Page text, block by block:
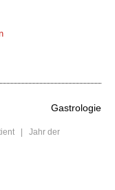
Gastrologie
| Jahr der